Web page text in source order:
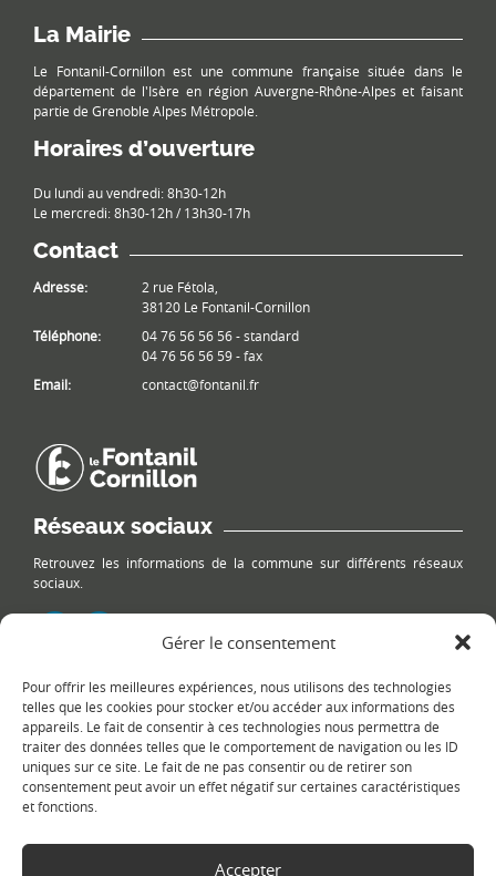
Gérer le consentement
Pour offrir les meilleures expériences, nous utilisons des technologies
telles que les cookies pour stocker et/ou accéder aux informations des
appareils. Le fait de consentir à ces technologies nous permettra de
traiter des données telles que le comportement de navigation ou les ID
uniques sur ce site. Le fait de ne pas consentir ou de retirer son
consentement peut avoir un effet négatif sur certaines caractéristiques
et fonctions.
Accepter
La Mairie
Le Fontanil-Cornillon est une commune française située dans le
département de l'Isère en région Auvergne-Rhône-Alpes et faisant
partie de Grenoble Alpes Métropole.
Horaires d’ouverture
Du lundi au vendredi: 8h30-12h
Le mercredi: 8h30-12h / 13h30-17h
Contact
Adresse:
2 rue Fétola,
38120 Le Fontanil-Cornillon
Téléphone:
04 76 56 56 56 - standard
04 76 56 56 59 - fax
Email:
contact@fontanil.fr
Réseaux sociaux
Retrouvez les informations de la commune sur différents réseaux
sociaux.
Le plan du site